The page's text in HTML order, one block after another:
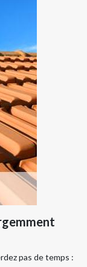
pas de temps :